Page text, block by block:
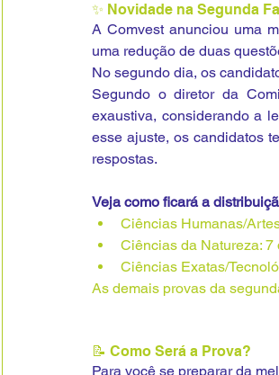
✨ Novidade na Segunda
A Comvest anunciou uma
uma redução de duas
No segundo dia, os
Segundo o diretor da
exaustiva, considerando a
esse ajuste, os candidatos
respostas.
Veja como ficará a
Ciências Humanas/
Ciências da Natureza:
Ciências Exatas/
As demais provas da
📝 Como Será a Prova?
Para você se preparar da